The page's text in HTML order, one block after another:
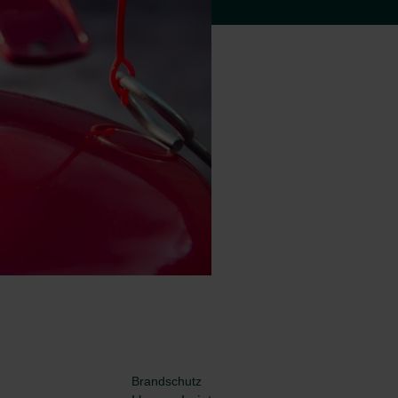
Brandschutz